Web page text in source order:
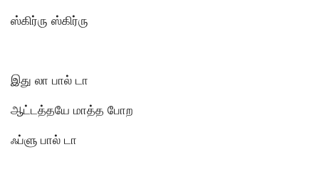
ஸ்கிர்ரு ஸ்கிர்ரு
இது லா பால் டா
ஆட்டத்தயே மாத்த போற
ஃப்ளு பால் டா